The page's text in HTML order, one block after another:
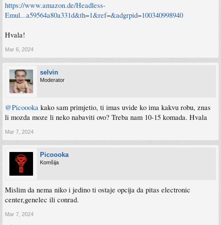
https://www.amazon.de/Headless-
Emul...a59564a80a331d&th=1&ref=&adgrpid=100340998940
Hvala!
Mar 6, 2024
selvin
Moderator
@Picoooka kako sam primjetio, ti imas uvide ko ima kakvu robu, znas
li mozda moze li neko nabaviti ovo? Treba nam 10-15 komada. Hvala
Mar 7, 2024
Picoooka
Komšija
Mislim da nema niko i jedino ti ostaje opcija da pitas electronic
center,genelec ili conrad.
Mar 7, 2024